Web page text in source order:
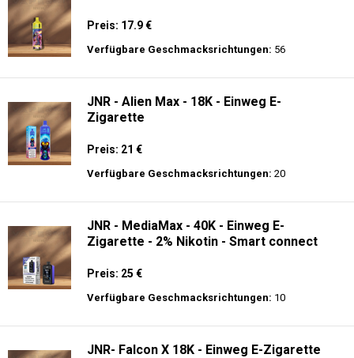
Preis: 17.9 €
Verfügbare Geschmacksrichtungen: 56
JNR - Alien Max - 18K - Einweg E-
Zigarette
Preis: 21 €
Verfügbare Geschmacksrichtungen: 20
JNR - MediaMax - 40K - Einweg E-
Zigarette - 2% Nikotin - Smart connect
Preis: 25 €
Verfügbare Geschmacksrichtungen: 10
JNR- Falcon X 18K - Einweg E-Zigarette